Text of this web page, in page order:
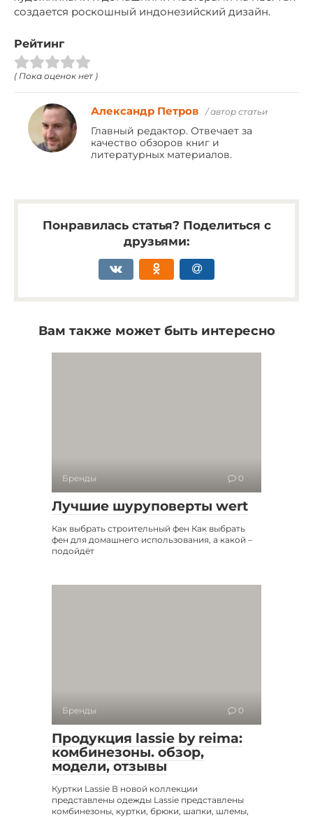
создается роскошный индонезийский дизайн.
Рейтинг
( Пока оценок нет )
Александр Петров / автор статьи
Главный редактор. Отвечает за
качество обзоров книг и
литературных материалов.
Понравилась статья? Поделиться с
друзьями:
Вам также может быть интересно
Бренды 0
Лучшие шуруповерты wert
Как выбрать строительный фен Как выбрать
фен для домашнего использования, а какой –
подойдёт
Бренды 0
Продукция lassie by reima:
комбинезоны. обзор,
модели, отзывы
Куртки Lassie В новой коллекции
представлены одежды Lassie представлены
комбинезоны, куртки, брюки, шапки, шлемы,